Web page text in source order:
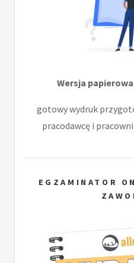
Wersja
gotowy wydruk
pracodawcę i
EGZAMINATOR